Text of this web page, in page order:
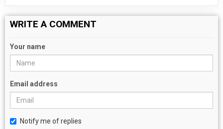
WRITE A COMMENT
Your name
Email address
Notify me of replies